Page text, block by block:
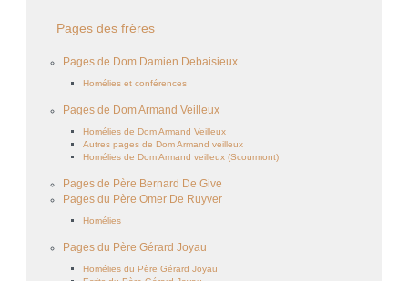
Pages des frères
Pages de Dom Damien Debaisieux
Homélies et conférences
Pages de Dom Armand Veilleux
Homélies de Dom Armand Veilleux
Autres pages de Dom Armand veilleux
Homélies de Dom Armand veilleux (Scourmont)
Pages de Père Bernard De Give
Pages du Père Omer De Ruyver
Homélies
Pages du Père Gérard Joyau
Homélies du Père Gérard Joyau